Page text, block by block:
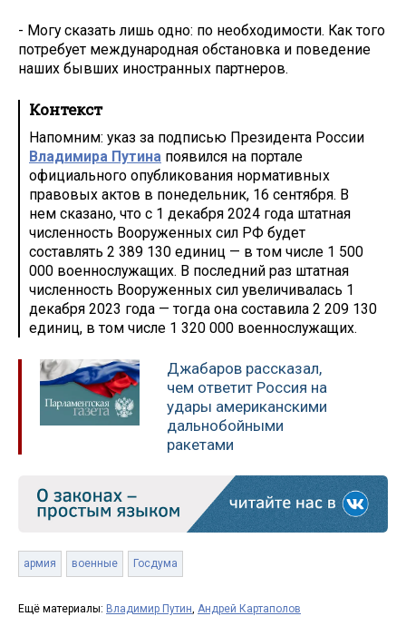
- Могу сказать лишь одно: по необходимости. Как того
потребует международная обстановка и поведение
наших бывших иностранных партнеров.
Контекст
Напомним: указ за подписью Президента России
Владимира Путина появился на портале
официального опубликования нормативных
правовых актов в понедельник, 16 сентября. В
нем сказано, что с 1 декабря 2024 года штатная
численность Вооруженных сил РФ будет
составлять 2 389 130 единиц — в том числе 1 500
000 военнослужащих. В последний раз штатная
численность Вооруженных сил увеличивалась 1
декабря 2023 года — тогда она составила 2 209 130
единиц, в том числе 1 320 000 военнослужащих.
Джабаров рассказал,
чем ответит Россия на
удары американскими
дальнобойными
ракетами
армия военные Госдума
Ещё материалы: Владимир Путин, Андрей Картаполов